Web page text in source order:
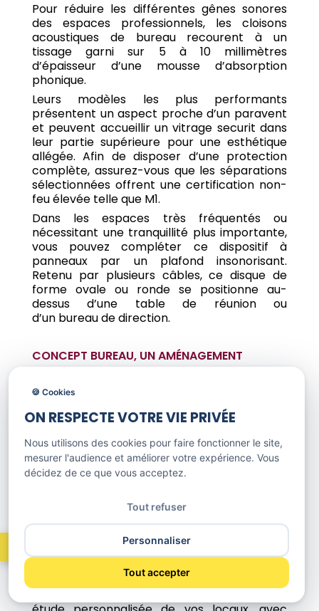
Pour réduire les différentes gênes sonores
des espaces professionnels, les cloisons
acoustiques de bureau recourent à un
tissage garni sur 5 à 10 millimètres
d’épaisseur d’une mousse d’absorption
phonique.
Leurs modèles les plus performants
présentent un aspect proche d’un paravent
et peuvent accueillir un vitrage securit dans
leur partie supérieure pour une esthétique
allégée. Afin de disposer d’une protection
complète, assurez-vous que les séparations
sélectionnées offrent une certification non-
feu élevée telle que M1.
Dans les espaces très fréquentés ou
nécessitant une tranquillité plus importante,
vous pouvez compléter ce dispositif à
panneaux par un plafond insonorisant.
Retenu par plusieurs câbles, ce disque de
forme ovale ou ronde se positionne au-
dessus d’une table de réunionou
d’un bureaudedirection.
CONCEPT BUREAU, UN AMÉNAGEMENT
PROFESSIONNEL PERFORMANT
Grâce aux cloisons acoustiques, vos
collaborateurs sont moins exposés au stress
le moindre effort leur productivité à un
Pour aménager de manière performante vos
espaces professionnels avec ce type de
panneaux, appuyez-vous sur le conseil
Concept Bureau. Contactez-nous par
🍪 Cookies
ON RESPECTE VOTRE VIE PRIVÉE
Nous utilisons des cookies pour faire fonctionner le site,
mesurer l'audience et améliorer votre expérience. Vous
décidez de ce que vous acceptez.
Tout refuser
Personnaliser
Tout accepter